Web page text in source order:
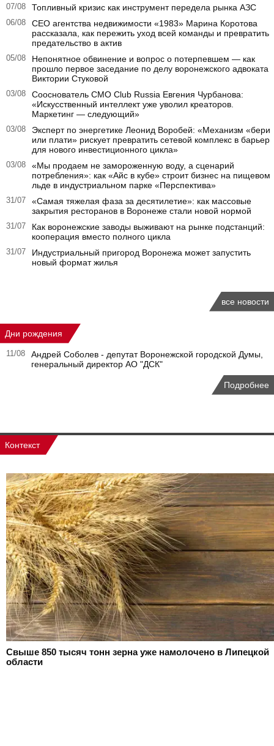
07/08 Топливный кризис как инструмент передела рынка АЗС
06/08
CEO агентства недвижимости «1983» Марина Коротова
рассказала, как пережить уход всей команды и превратить
предательство в актив
05/08
Непонятное обвинение и вопрос о потерпевшем — как
прошло первое заседание по делу воронежского адвоката
Виктории Стуковой
03/08
Сооснователь CMO Club Russia Евгения Чурбанова:
«Искусственный интеллект уже уволил креаторов.
Маркетинг — следующий»
03/08
Эксперт по энергетике Леонид Воробей: «Механизм «бери
или плати» рискует превратить сетевой комплекс в барьер
для нового инвестиционного цикла»
03/08
«Мы продаем не замороженную воду, а сценарий
потребления»: как «Айс в кубе» строит бизнес на пищевом
льде в индустриальном парке «Перспектива»
31/07
«Самая тяжелая фаза за десятилетие»: как массовые
закрытия ресторанов в Воронеже стали новой нормой
31/07
Как воронежские заводы выживают на рынке подстанций:
кооперация вместо полного цикла
31/07
Индустриальный пригород Воронежа может запустить
новый формат жилья
все новости
Дни рождения
11/08
Андрей Соболев - депутат Воронежской городской Думы,
генеральный директор АО "ДСК"
Подробнее
Контекст
Свыше 850 тысяч тонн зерна уже намолочено в Липецкой
области